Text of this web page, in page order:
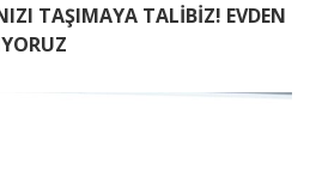
TAŞIMAYA TALİBİZ! EVDEN